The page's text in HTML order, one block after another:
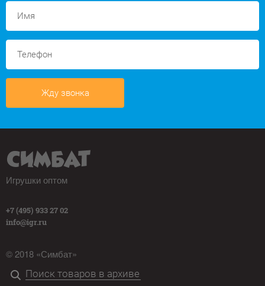
Жду звонка
Игрушки оптом
+7 (495) 933 27 02
info@igr.ru
© 2018 «Симбат»